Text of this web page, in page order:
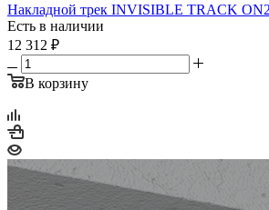
Накладной трек INVISIBLE TRACK
Есть в наличии
12 312 ₽
В корзину